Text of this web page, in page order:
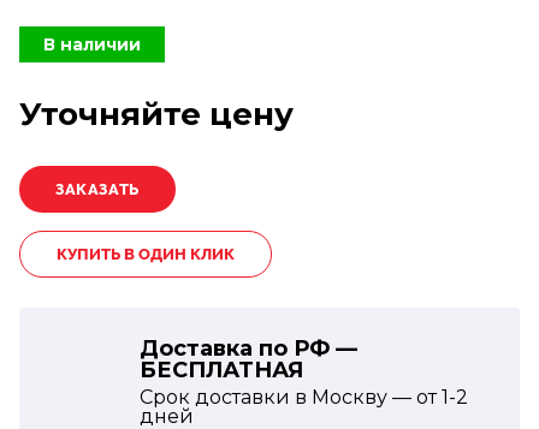
В наличии
Уточняйте цену
КУПИТЬ В ОДИН КЛИК
Доставка по РФ —
БЕСПЛАТНАЯ
Срок доставки в Москву — от1-2
дней